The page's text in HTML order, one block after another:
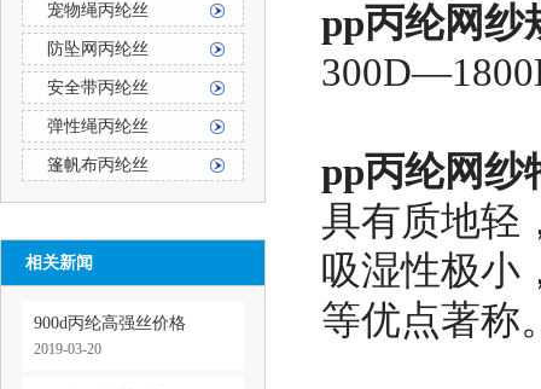
宠物绳丙纶丝
防坠网丙纶丝
安全带丙纶丝
弹性绳丙纶丝
篷帆布丙纶丝
相关新闻
900d丙纶高强丝价格
2019-03-20
pp丙纶网纱
pp丙纶网纱
具有质地轻
吸湿性极小
等优点著称